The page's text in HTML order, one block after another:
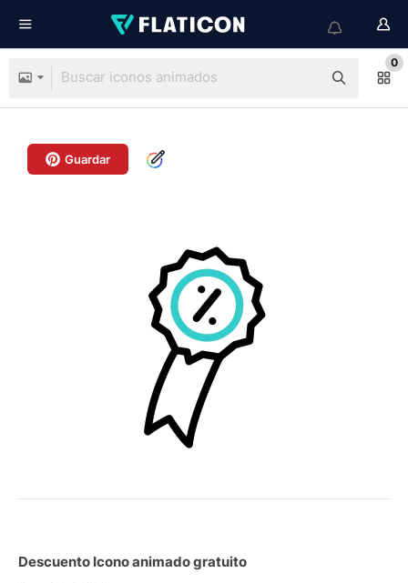
0
Guardar
Descuento Icono animado gratuito